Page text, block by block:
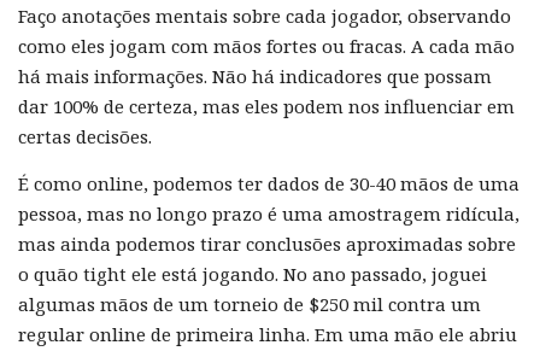
Faço anotações mentais sobre cada jogador, observando
como eles jogam com mãos fortes ou fracas. A cada mão
há mais informações. Não há indicadores que possam
dar 100% de certeza, mas eles podem nos influenciar em
certas decisões.
É como online, podemos ter dados de 30-40 mãos de uma
pessoa, mas no longo prazo é uma amostragem ridícula,
mas ainda podemos tirar conclusões aproximadas sobre
o quão tight ele está jogando. No ano passado, joguei
algumas mãos de um torneio de $250 mil contra um
regular online de primeira linha. Em uma mão ele abriu